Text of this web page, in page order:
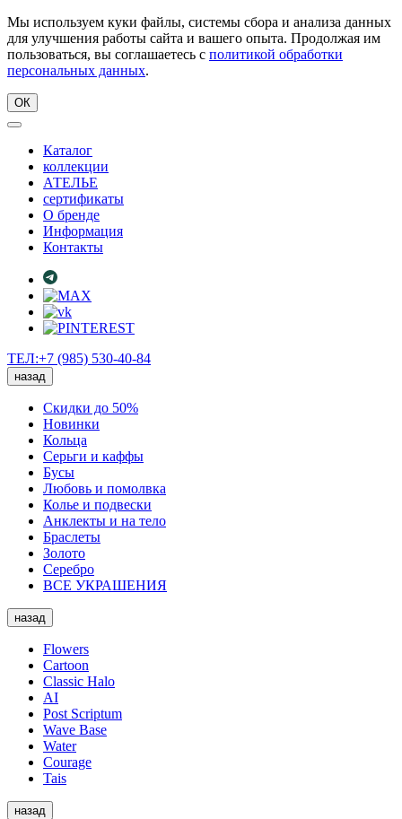
Мы используем куки файлы, системы сбора и анализа данных
для улучшения работы сайта и вашего опыта. Продолжая им
пользоваться, вы соглашаетесь с политикой обработки
персональных данных.
ОК
Каталог
коллекции
АТЕЛЬЕ
сертификаты
О бренде
Информация
Контакты
ТЕЛ:+7 (985) 530-40-84
назад
Скидки до 50%
Новинки
Кольца
Серьги и каффы
Бусы
Любовь и помолвка
Колье и подвески
Анклекты и на тело
Браслеты
Золото
Серебро
ВСЕ УКРАШЕНИЯ
назад
Flowers
Cartoon
Classic Halo
AI
Post Scriptum
Wave Base
Water
Courage
Tais
назад